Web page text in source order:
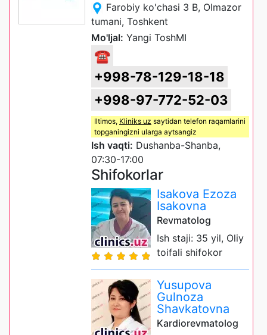
Farobiy ko'chasi 3 B, Olmazor
tumani, Toshkent
Mo'ljal: Yangi ToshMI
☎
+998-78-129-18-18
+998-97-772-52-03
Iltimos, Kliniks uz saytidan telefon raqamlarini
topganingizni ularga aytsangiz
Ish vaqti: Dushanba-Shanba,
07:30-17:00
Shifokorlar
Isakova Ezoza
Isakovna
Revmatolog
Ish staji: 35 yil, Oliy
toifali shifokor
Yusupova
Gulnoza
Shavkatovna
Kardiorevmatolog